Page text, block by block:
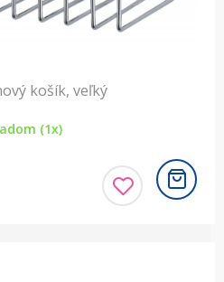
košík, veľký
(1x)